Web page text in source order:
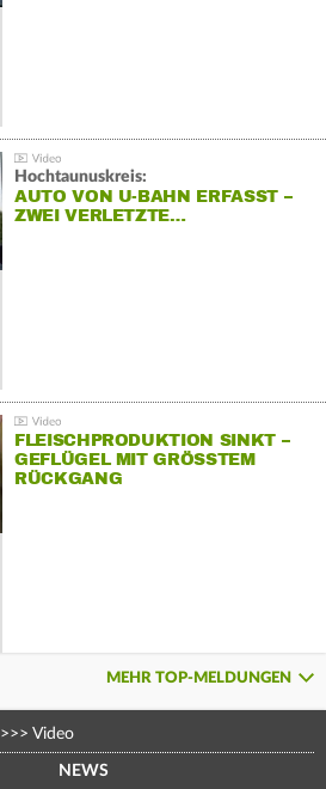
Hochtaunuskreis:
AUTO VON U-BAHN ERFASST –
ZWEI VERLETZTE…
FLEISCHPRODUKTION SINKT –
GEFLÜGEL MIT GRÖSSTEM R
ÜCKGANG
MEHR TOP-MELDUNGEN
>>> Video
NEWS